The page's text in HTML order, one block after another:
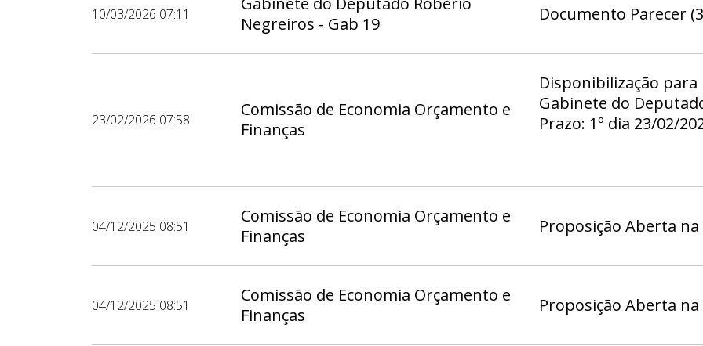
10/03/2026 07:11
Negreiros - Gab 19
Documento Parecer
23/02/2026 07:58
Comissão de Economia Orçamento e
Finanças
Disponibilização
Gabinete do
Prazo: 1º dia 23/02/
04/12/2025 08:51
Comissão de Economia Orçamento e
Finanças
Proposição Aberta
04/12/2025 08:51
Comissão de Economia Orçamento e
Finanças
Proposição Aberta